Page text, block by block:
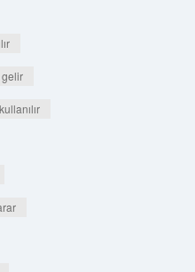
gelir